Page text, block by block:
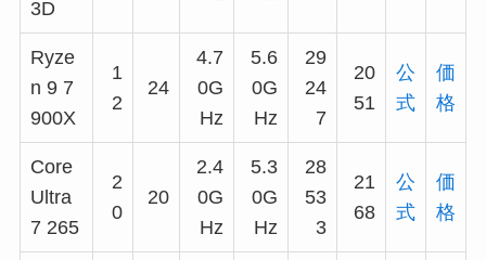
3D
Ryze
n 9 7
900X
1
2
24
4.7
0G
Hz
5.6
0G
Hz
29
24
7
20
51
公
式
価
格
Core
Ultra
7 265
2
0
20
2.4
0G
Hz
5.3
0G
Hz
28
53
3
21
68
公
式
価
格